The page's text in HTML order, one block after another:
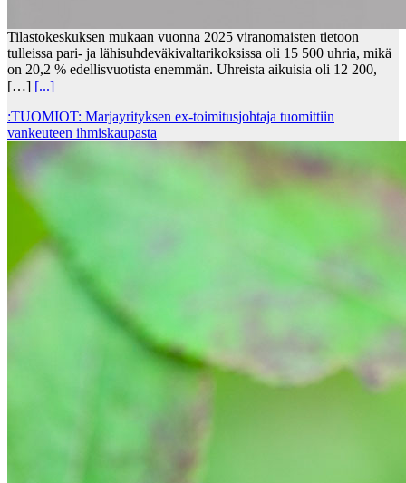
Tilastokeskuksen mukaan vuonna 2025 viranomaisten tietoon
tulleissa pari- ja lähisuhdeväkivaltarikoksissa oli 15 500 uhria, mikä
on 20,2 % edellisvuotista enemmän. Uhreista aikuisia oli 12 200,
[…] [...]
:TUOMIOT: Marjayrityksen ex-toimitusjohtaja tuomittiin
vankeuteen ihmiskaupasta